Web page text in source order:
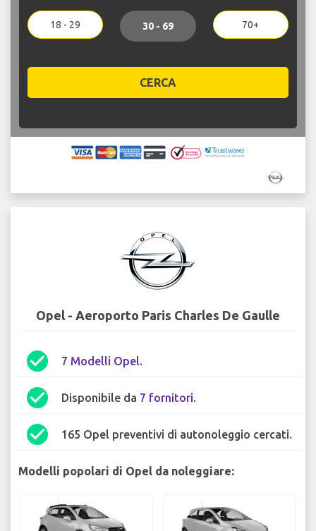
18 - 29 30 - 69 70+
CERCA
Opel - Aeroporto Paris Charles De Gaulle
check_circle 7 Modelli Opel.
check_circle Disponibile da 7 fornitori.
check_circle 165 Opel preventivi di autonoleggio cercati.
Modelli popolari di Opel da noleggiare: